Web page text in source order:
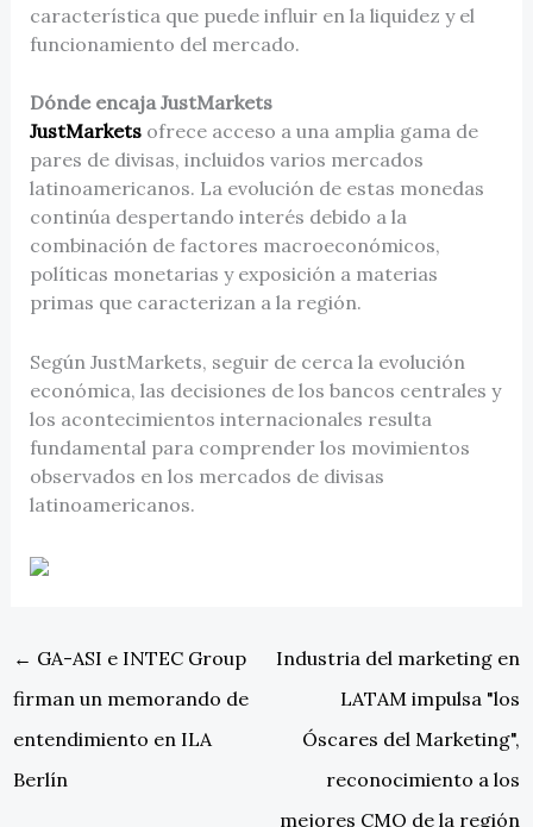
característica que puede influir en la liquidez y el
funcionamiento del mercado.
Dónde encaja JustMarkets
JustMarketsofrece acceso a una amplia gama de
pares de divisas, incluidos varios mercados
latinoamericanos. La evolución de estas monedas
continúa despertando interés debido a la
combinación de factores macroeconómicos,
políticas monetarias y exposición a materias
primas que caracterizan a la región.
Según JustMarkets, seguir de cerca la evolución
económica, las decisiones de los bancos centrales y
los acontecimientos internacionales resulta
fundamental para comprender los movimientos
observados en los mercados de divisas
latinoamericanos.
← GA-ASI e INTEC Group
firman un memorando de
entendimiento en ILA
Berlín
Industria del marketing en
LATAM impulsa "los
Óscares del Marketing",
reconocimiento a los
mejores CMO de la región